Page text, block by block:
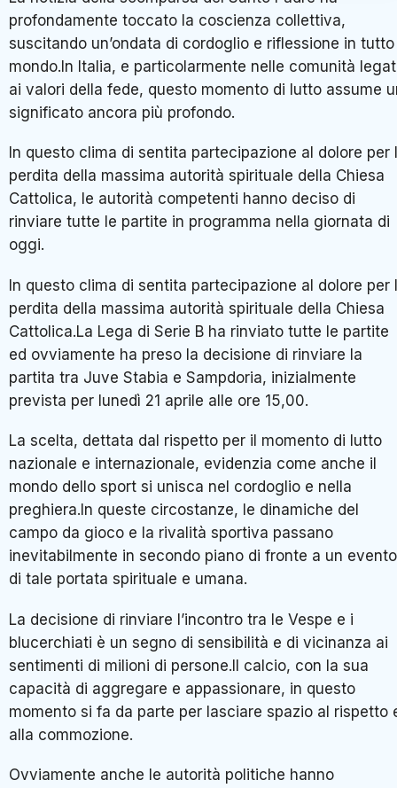
profondamente toccato la coscienza collettiva,
suscitando un’ondata di cordoglio e riflessione in
mondo.In Italia, e particolarmente nelle comunità
ai valori della fede, questo momento di lutto assume
significato ancora più profondo.
In questo clima di sentita partecipazione al dolore per
perdita della massima autorità spirituale della Chiesa
Cattolica, le autorità competenti hanno deciso di
rinviare tutte le partite in programma nella giornata di
oggi.
In questo clima di sentita partecipazione al dolore per
perdita della massima autorità spirituale della Chiesa
Cattolica.La Lega di Serie B ha rinviato tutte le partite
ed ovviamente ha preso la decisione di rinviare la
partita tra Juve Stabia e Sampdoria, inizialmente
prevista per lunedì 21 aprile alle ore 15,00.
La scelta, dettata dal rispetto per il momento di lutto
nazionale e internazionale, evidenzia come anche il
mondo dello sport si unisca nel cordoglio e nella
preghiera.In queste circostanze, le dinamiche del
campo da gioco e la rivalità sportiva passano
inevitabilmente in secondo piano di fronte a un evento
di tale portata spirituale e umana.
La decisione di rinviare l’incontro tra le Vespe e i
blucerchiati è un segno di sensibilità e di vicinanza ai
sentimenti di milioni di persone.Il calcio, con la sua
capacità di aggregare e appassionare, in questo
momento si fa da parte per lasciare spazio al rispetto
alla commozione.
Ovviamente anche le autorità politiche hanno